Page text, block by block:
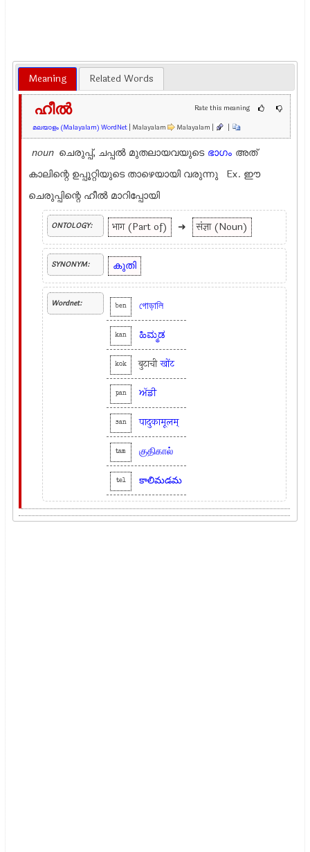
Meaning Related Words
Rate this meaning
ഹീല്‍
മലയാളം (Malayalam) WordNet | Malayalam Malayalam | |
noun ചെരുപ്പ്, ചപ്പല്‍ മുതലായവയുടെ ഭാഗം അത്
കാലിന്റെ ഉപ്പൂറ്റിയുടെ താഴെയായി വരുന്നു Ex. ഈ
ചെരുപ്പിന്റെ ഹീല്‍ മാറിപ്പോയി
ONTOLOGY: भाग (Part of) ➜ संज्ञा (Noun)
SYNONYM: കുതി
Wordnet: ben গোড়ালি
kan ಹಿಮ್ಮಡ
kok बुटाचीखोंट
pan ਅੱਡੀ
san पादुकामूलम्
tam குதிகால்
tel కాలిమడమ